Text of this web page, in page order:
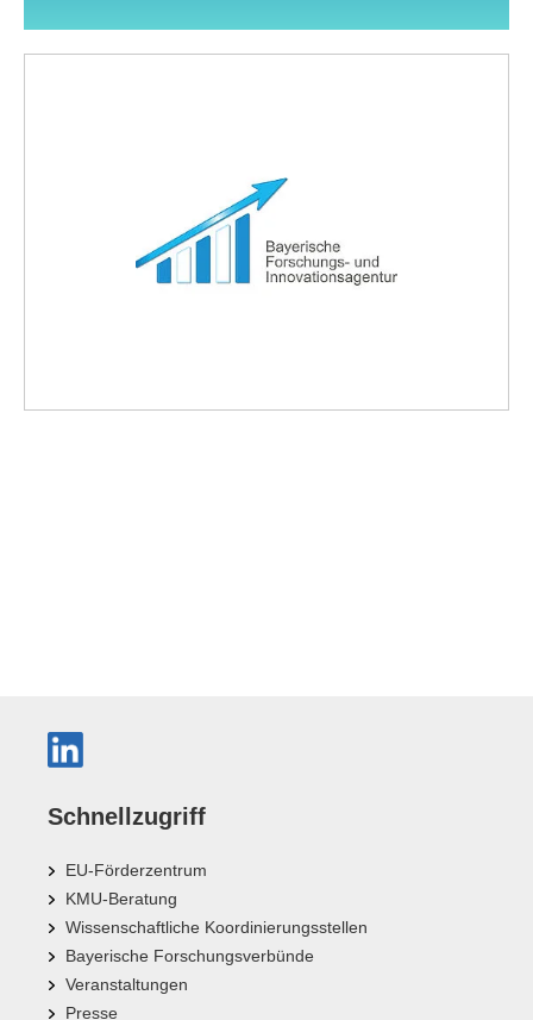
Schnellzugriff
EU-Förderzentrum
KMU-Beratung
Wissenschaftliche Koordinierungsstellen
Bayerische Forschungsverbünde
Veranstaltungen
Presse